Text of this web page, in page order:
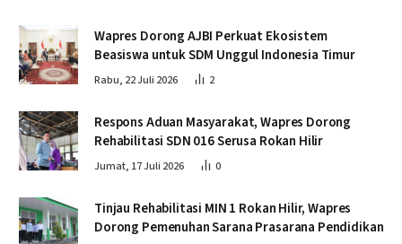
Wapres Dorong AJBI Perkuat Ekosistem
Beasiswa untuk SDM Unggul Indonesia Timur
Rabu, 22 Juli 2026 2
Respons Aduan Masyarakat, Wapres Dorong
Rehabilitasi SDN 016 Serusa Rokan Hilir
Jumat, 17 Juli 2026 0
Tinjau Rehabilitasi MIN 1 Rokan Hilir, Wapres
Dorong Pemenuhan Sarana Prasarana Pendidikan